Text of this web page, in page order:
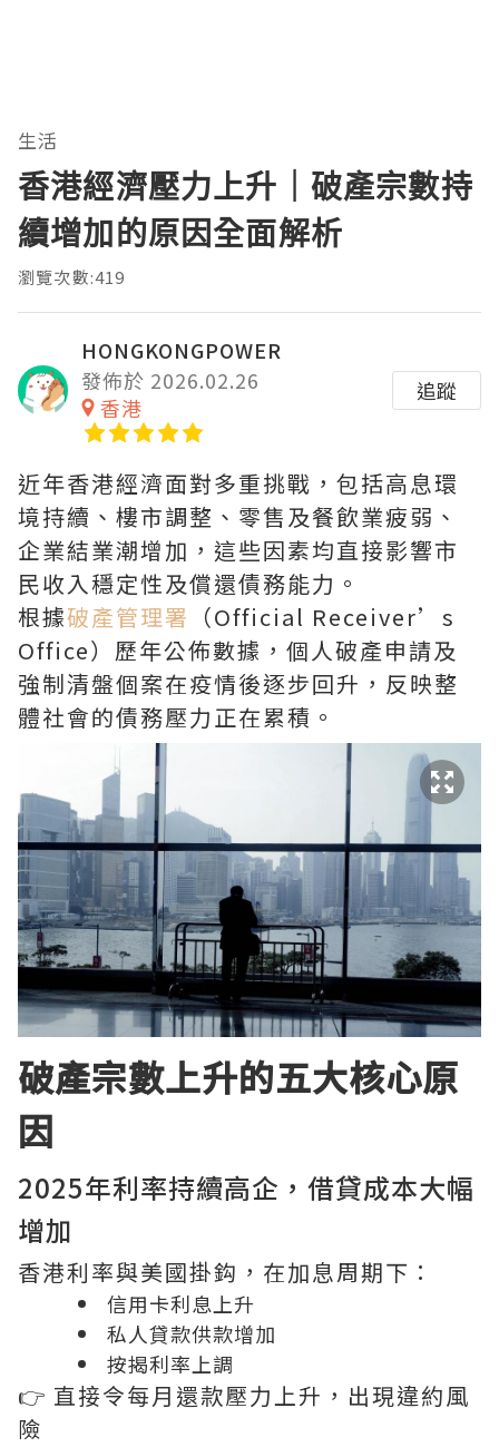
生活
香港經濟壓力上升｜破產宗數持
續增加的原因全面解析
瀏覽次數:419
HONGKONGPOWER
發佈於 2026.02.26
香港
追蹤
近年香港經濟面對多重挑戰，包括高息環
境持續、樓市調整、零售及餐飲業疲弱、
企業結業潮增加，這些因素均直接影響市
民收入穩定性及償還債務能力。
根據破產管理署 （Official Receiver’s
Office）歷年公佈數據，個人破產申請及
強制清盤個案在疫情後逐步回升，反映整
體社會的債務壓力正在累積。
破產宗數上升的五大核心原
因
2025年利率持續高企，借貸成本大幅
增加
香港利率與美國掛鈎，在加息周期下：
信用卡利息上升
私人貸款供款增加
按揭利率上調
👉 直接令每月還款壓力上升，出現違約風
險